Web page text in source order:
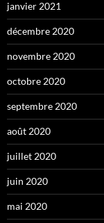
janvier 2021
décembre 2020
novembre 2020
octobre 2020
septembre 2020
août 2020
juillet 2020
juin 2020
mai 2020